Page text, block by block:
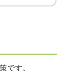
です。